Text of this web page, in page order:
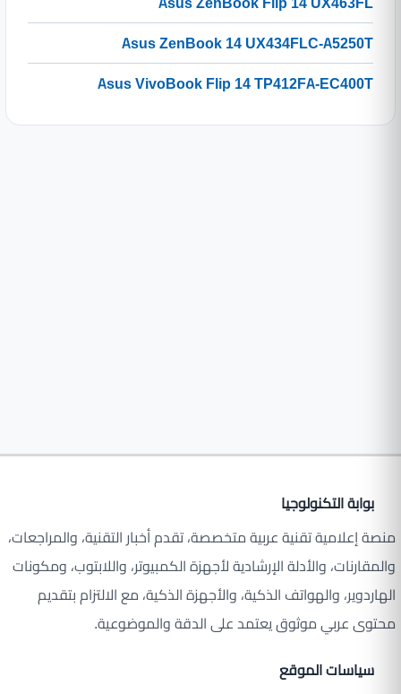
Asus ZenBook 14 UX434FLC-A5250T
Asus VivoBook Flip 14 TP412FA-EC400T
بوابة التكنولوجيا
منصة إعلامية تقنية عربية متخصصة، تقدم أخبار التقنية، والمراجعات،
والمقارنات، والأدلة الإرشادية لأجهزة الكمبيوتر، واللابتوب، ومكونات
الهاردوير، والهواتف الذكية، والأجهزة الذكية، مع الالتزام بتقديم
محتوى عربي موثوق يعتمد على الدقة والموضوعية.
سياسات الموقع